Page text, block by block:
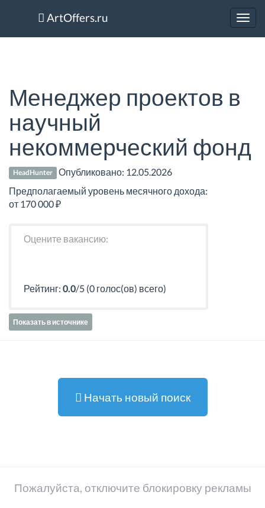
ArtOffers.ru
Менеджер проектов в
научный
некоммерческий фонд
HeadHunter Опубликовано: 12.05.2026
Предполагаемый уровень месячного дохода:
от 170 000 ₽
Оцените вакансию:
Рейтинг: 0.0/5 (0 голос(ов) всего)
Показать в источнике
Начать новый поиск
Пожалуйста, отключите блокировку рекламы